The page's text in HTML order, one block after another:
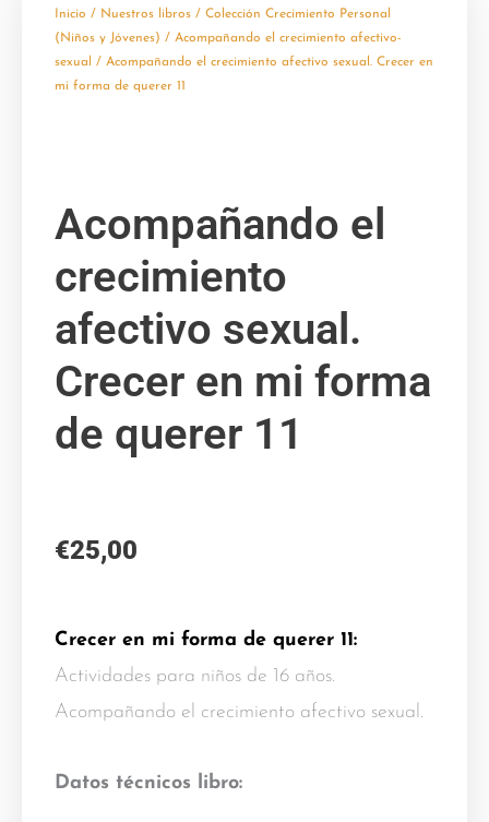
Inicio / Nuestros libros / Colección Crecimiento Personal
(Niños y Jóvenes) / Acompañando el crecimiento afectivo-
sexual
/ Acompañando el crecimiento afectivo sexual. Crecer en
mi forma de querer 11
Acompañando el
crecimiento
afectivo sexual.
Crecer en mi forma
de querer 11
€25,00
Crecer en mi forma de querer 11:
Actividades para niños de 16 años.
Acompañando el crecimiento afectivo sexual.
Datos técnicos libro: